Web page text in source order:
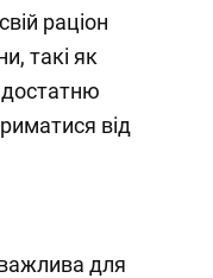
раціон
такі як
достатню
від
для